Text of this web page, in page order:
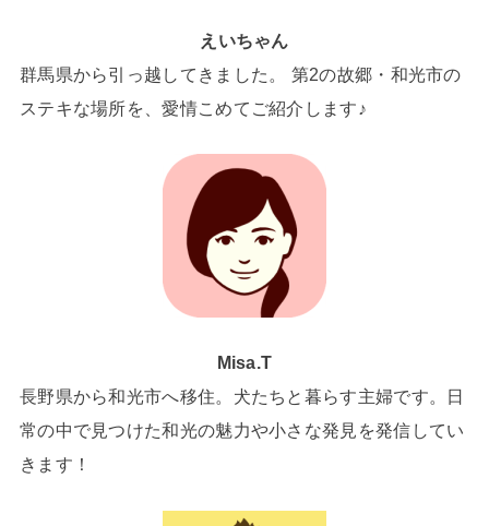
えいちゃん
群馬県から引っ越してきました。 第2の故郷・和光市の
ステキな場所を、愛情こめてご紹介します♪
Misa.T
長野県から和光市へ移住。犬たちと暮らす主婦です。日
常の中で見つけた和光の魅力や小さな発見を発信してい
きます！